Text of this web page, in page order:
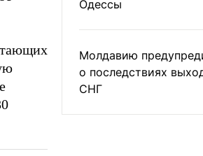
Одессы
Молдавию
о последствиях
СНГ